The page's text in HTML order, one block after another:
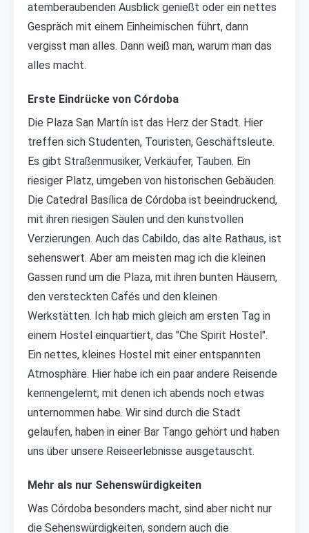
atemberaubenden Ausblick genießt oder ein nettes
Gespräch mit einem Einheimischen führt, dann
vergisst man alles. Dann weiß man, warum man das
alles macht.
Erste Eindrücke von Córdoba
Die Plaza San Martín ist das Herz der Stadt. Hier
treffen sich Studenten, Touristen, Geschäftsleute.
Es gibt Straßenmusiker, Verkäufer, Tauben. Ein
riesiger Platz, umgeben von historischen Gebäuden.
Die Catedral Basílica de Córdoba ist beeindruckend,
mit ihren riesigen Säulen und den kunstvollen
Verzierungen. Auch das Cabildo, das alte Rathaus, ist
sehenswert. Aber am meisten mag ich die kleinen
Gassen rund um die Plaza, mit ihren bunten Häusern,
den versteckten Cafés und den kleinen
Werkstätten. Ich hab mich gleich am ersten Tag in
einem Hostel einquartiert, das "Che Spirit Hostel".
Ein nettes, kleines Hostel mit einer entspannten
Atmosphäre. Hier habe ich ein paar andere Reisende
kennengelernt, mit denen ich abends noch etwas
unternommen habe. Wir sind durch die Stadt
gelaufen, haben in einer Bar Tango gehört und haben
uns über unsere Reiseerlebnisse ausgetauscht.
Mehr als nur Sehenswürdigkeiten
Was Córdoba besonders macht, sind aber nicht nur
die Sehenswürdigkeiten, sondern auch die